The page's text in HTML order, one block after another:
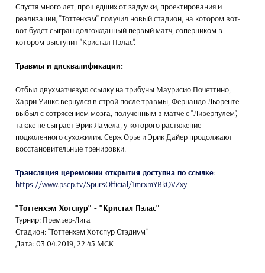
Спустя много лет, прошедших от задумки, проектирования и
реализации, "Тоттенхэм" получил новый стадион, на котором вот-
вот будет сыгран долгожданный первый матч, соперником в
котором выступит "Кристал Пэлас".
Травмы и дисквалификации:
Отбыл двухматчевую ссылку на трибуны Маурисио Почеттино,
Харри Уинкс вернулся в строй после травмы, Фернандо Льоренте
выбыл с сотрясением мозга, полученным в матче с "Ливерпулем",
также не сыграет Эрик Ламела, у которого растяжение
подколенного сухожилия. Серж Орье и Эрик Дайер продолжают
восстановительные тренировки.
Трансляция церемонии открытия доступна по ссылке:
https://www.pscp.tv/SpursOfficial/1mrxmYBkQVZxy
"Тоттенхэм Хотспур" - "Кристал Пэлас"
Турнир: Премьер-Лига
Стадион: "Тоттенхэм Хотспур Стэдиум"
Дата: 03.04.2019, 22:45 МСК